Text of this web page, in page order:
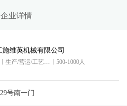
企业详情
施维英机械有限公司
丨生产/营运/工艺/机械 丨500-1000人
号南一门